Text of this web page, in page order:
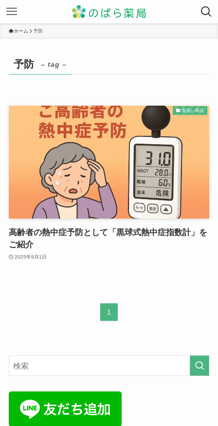
ホーム 予防
予防 – tag –
取扱い商品
高齢者の熱中症予防として「黒球式熱中症指数計」を
ご紹介
2025年9月1日
1